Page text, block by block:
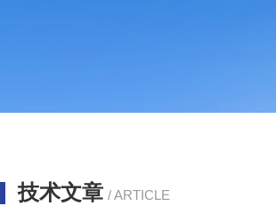
技术文章 / ARTICLE